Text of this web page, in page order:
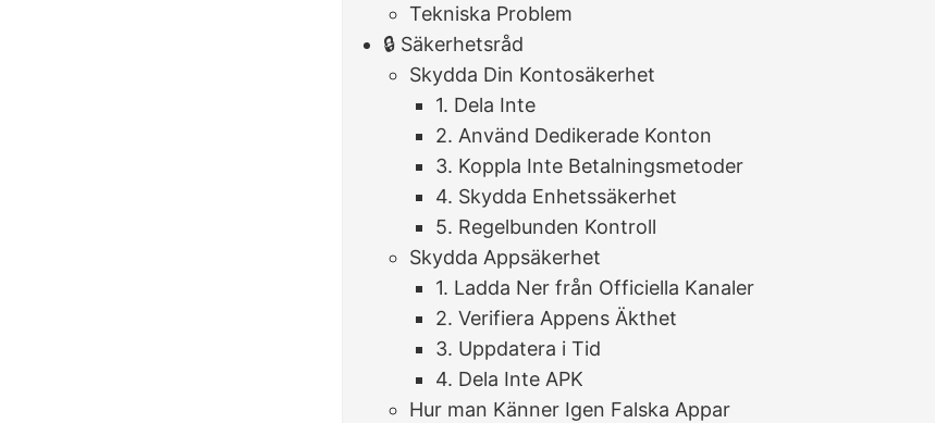
Tekniska Problem
🔒 Säkerhetsråd
Skydda Din Kontosäkerhet
1. Dela Inte
2. Använd Dedikerade Konton
3. Koppla Inte Betalningsmetoder
4. Skydda Enhetssäkerhet
5. Regelbunden Kontroll
Skydda Appsäkerhet
1. Ladda Ner från Officiella Kanaler
2. Verifiera Appens Äkthet
3. Uppdatera i Tid
4. Dela Inte APK
Hur man Känner Igen Falska Appar